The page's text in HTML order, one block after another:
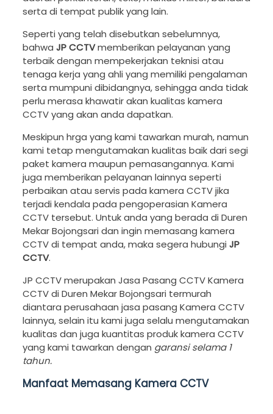
serta di tempat publik yang lain.
Seperti yang telah disebutkan sebelumnya,
bahwa JP CCTVmemberikan pelayanan yang
terbaik dengan mempekerjakan teknisi atau
tenaga kerja yang ahli yang memiliki pengalaman
serta mumpuni dibidangnya, sehingga anda tidak
perlu merasa khawatir akan kualitas kamera
CCTV yang akan anda dapatkan.
Meskipun hrga yang kami tawarkan murah, namun
kami tetap mengutamakan kualitas baik dari segi
paket kamera maupun pemasangannya. Kami
juga memberikan pelayanan lainnya seperti
perbaikan atau servis pada kamera CCTV jika
terjadi kendala pada pengoperasian Kamera
CCTV tersebut. Untuk anda yang berada di Duren
Mekar Bojongsari dan ingin memasang kamera
CCTV di tempat anda, maka segera hubungi JP
CCTV.
JP CCTV merupakan Jasa Pasang CCTV Kamera
CCTV di Duren Mekar Bojongsari termurah
diantara perusahaan jasa pasang Kamera CCTV
lainnya, selain itu kami juga selalu mengutamakan
kualitas dan juga kuantitas produk kamera CCTV
yang kami tawarkan dengan garansi selama 1
tahun.
Manfaat Memasang Kamera CCTV